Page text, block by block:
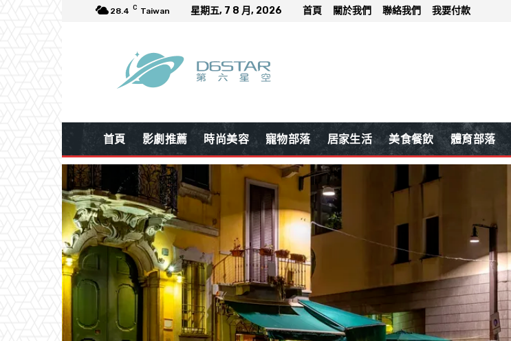
28.4 C Taiwan 星期五, 7 8 月, 2026 首頁 關於我們 聯絡我們 我要付款
首頁 影劇推薦 時尚美容 寵物部落 居家生活 美食餐飲 體育部落